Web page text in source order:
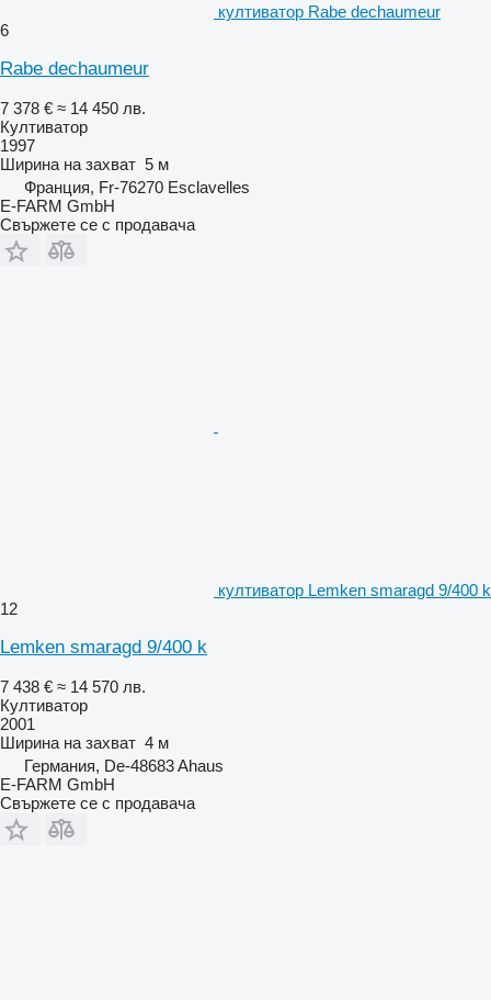
култиватор Rabe dechaumeur
6
Rabe dechaumeur
7 378 € ≈ 14 450 лв.
Култиватор
1997
Ширина на захват 5 м
Франция, Fr-76270 Esclavelles
E-FARM GmbH
Свържете се с продавача
култиватор Lemken smaragd 9/400 k
12
Lemken smaragd 9/400 k
7 438 € ≈ 14 570 лв.
Култиватор
2001
Ширина на захват 4 м
Германия, De-48683 Ahaus
E-FARM GmbH
Свържете се с продавача